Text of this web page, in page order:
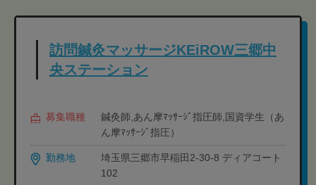
訪問鍼灸マッサージKEiROW三郷中
央ステーション
募集職種
鍼灸師,あん摩ﾏｯｻｰｼﾞ指圧師,国資学生（あ
ん摩ﾏｯｻｰｼﾞ指圧）
勤務地
埼玉県三郷市早稲田2-30-8 ディアコート
102